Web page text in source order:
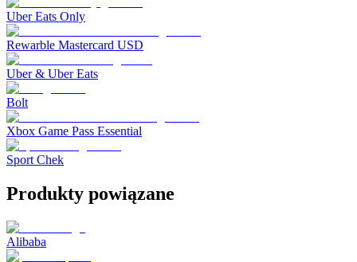
Uber Eats Only
Rewarble Mastercard USD
Uber & Uber Eats
Bolt
Xbox Game Pass Essential
Sport Chek
Produkty powiązane
Alibaba